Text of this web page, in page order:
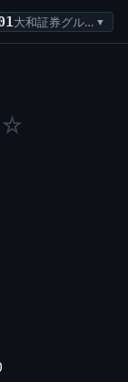
大和証券グループ本社 ▼
☆